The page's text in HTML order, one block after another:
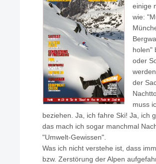
einige
wie:
holen"
oder
der
muss
beziehen. Ja, ich fahre Ski! Ja, ich
das mach ich sogar manchmal
"Umwelt-Gewissen".
Was ich nicht verstehe ist, dass
bzw. Zerstörung der Alpen